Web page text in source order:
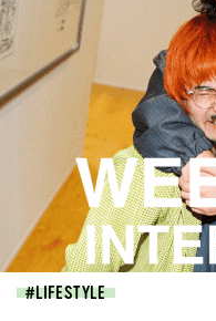
LIFESTYLE